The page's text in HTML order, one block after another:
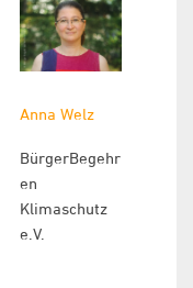
Anna Welz
BürgerBegehr
en
Klimaschutz
e.V.